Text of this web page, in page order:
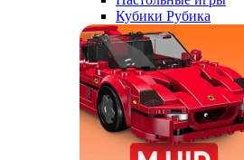
Кубики Рубика